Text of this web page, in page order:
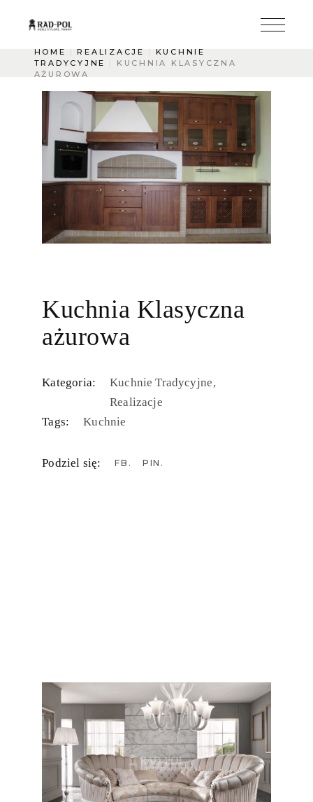
HOME REALIZACJE
KUCHNIE
TRADYCYJNE
KUCHNIA KLASYCZNA
AŻUROWA
Kuchnia Klasyczna
ażurowa
Kategoria:
Kuchnie Tradycyjne
Realizacje
Tags:
Kuchnie
Podziel się: FB PIN